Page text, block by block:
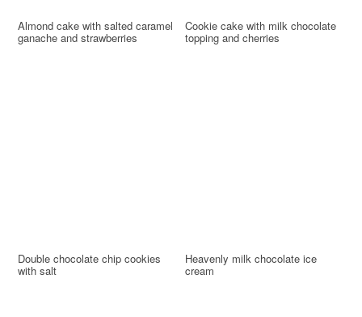
Almond cake with salted caramel
ganache and strawberries
Cookie cake with milk chocolate
topping and cherries
Double chocolate chip cookies
with salt
Heavenly milk chocolate ice
cream